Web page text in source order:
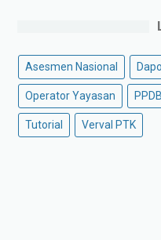
Asesmen Nasional
Operator Yayasan PPDB
Tutorial Verval PTK